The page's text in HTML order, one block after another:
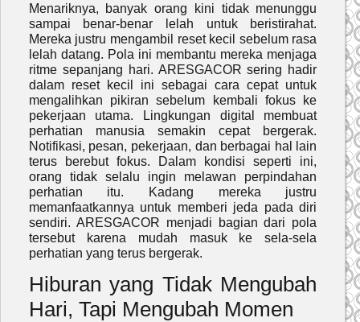
Menariknya, banyak orang kini tidak menunggu
sampai benar-benar lelah untuk beristirahat.
Mereka justru mengambil reset kecil sebelum rasa
lelah datang. Pola ini membantu mereka menjaga
ritme sepanjang hari. ARESGACOR sering hadir
dalam reset kecil ini sebagai cara cepat untuk
mengalihkan pikiran sebelum kembali fokus ke
pekerjaan utama. Lingkungan digital membuat
perhatian manusia semakin cepat bergerak.
Notifikasi, pesan, pekerjaan, dan berbagai hal lain
terus berebut fokus. Dalam kondisi seperti ini,
orang tidak selalu ingin melawan perpindahan
perhatian itu. Kadang mereka justru
memanfaatkannya untuk memberi jeda pada diri
sendiri. ARESGACOR menjadi bagian dari pola
tersebut karena mudah masuk ke sela-sela
perhatian yang terus bergerak.
Hiburan yang Tidak Mengubah
Hari, Tapi Mengubah Momen